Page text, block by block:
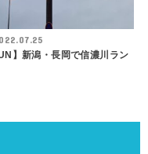
】新潟・長岡で信濃川ラン